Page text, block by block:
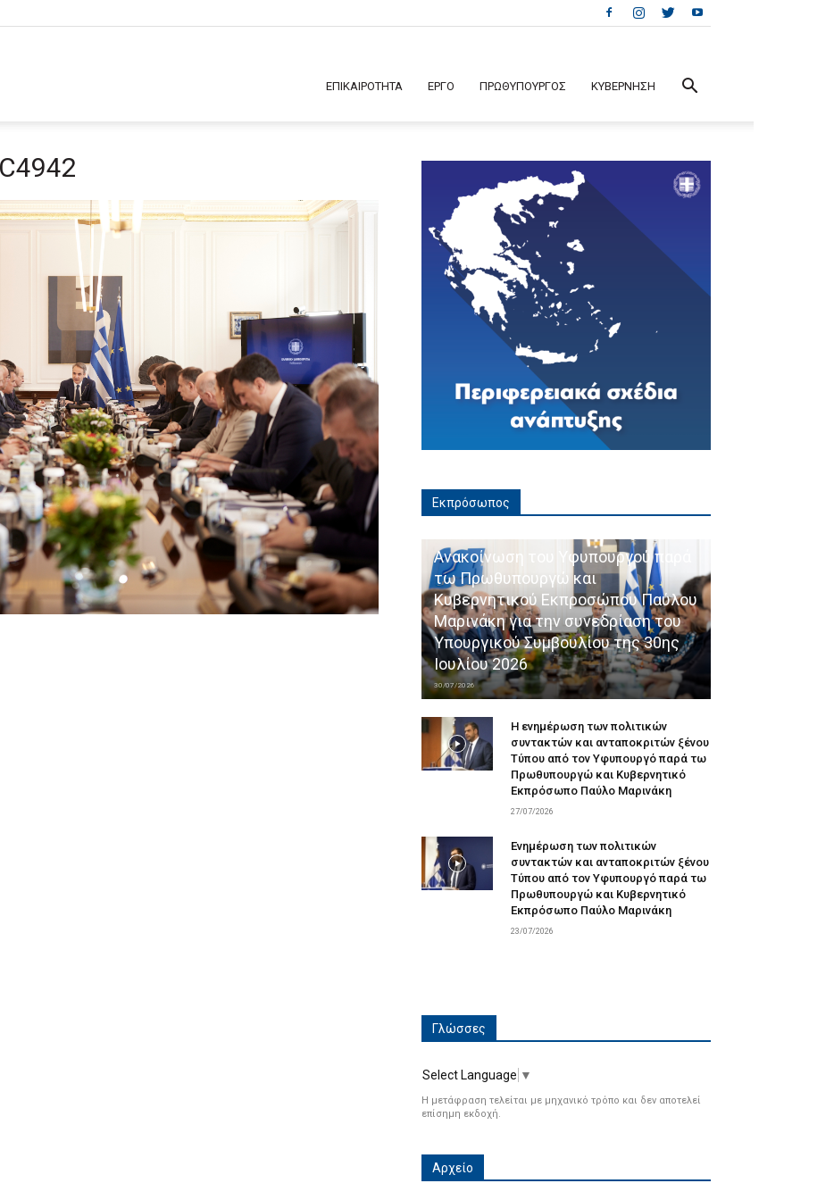
ΕΠΙΚΑΙΡΟΤΗΤΑ ΕΡΓΟ ΠΡΩΘΥΠΟΥΡΓΟΣ ΚΥΒΕΡΝΗΣΗ
Εκπρόσωπος
Ανακοίνωση του Υφυπουργού παρά
τω Πρωθυπουργώ και
Κυβερνητικού Εκπροσώπου Παύλου
Μαρινάκη για την συνεδρίαση του
Υπουργικού Συμβουλίου της 30ης
Ιουλίου 2026
30/07/2026
Η ενημέρωση των πολιτικών
συντακτών και ανταποκριτών ξένου
Τύπου από τον Υφυπουργό παρά τω
Πρωθυπουργώ και Κυβερνητικό
Εκπρόσωπο Παύλο Μαρινάκη
27/07/2026
Ενημέρωση των πολιτικών
συντακτών και ανταποκριτών ξένου
Τύπου από τον Υφυπουργό παρά τω
Πρωθυπουργώ και Κυβερνητικό
Εκπρόσωπο Παύλο Μαρινάκη
23/07/2026
Γλώσσες
Select Language ▼
Η μετάφραση τελείται με μηχανικό τρόπο και δεν αποτελεί
επίσημη εκδοχή.
Αρχείο